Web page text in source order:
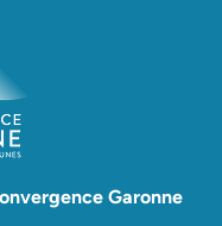
Garonne